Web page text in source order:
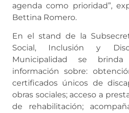
agenda como prioridad”,
Bettina Romero.
En el stand de la
Social, Inclusión y
Municipalidad se brinda
información sobre:
certificados únicos de
obras sociales; acceso a
de rehabilitación;